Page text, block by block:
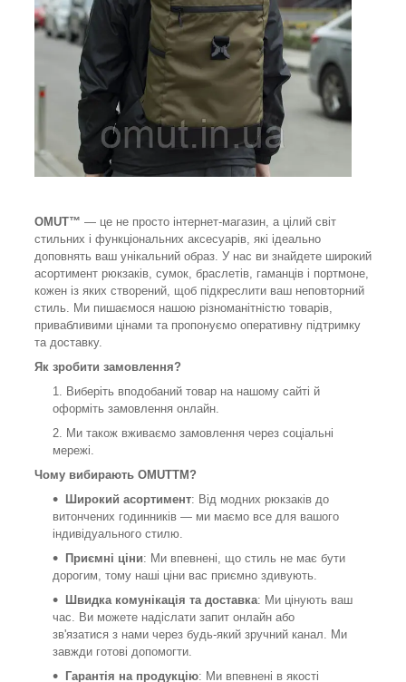
OMUT™ — це не просто інтернет-магазин, а цілий світ
стильних і функціональних аксесуарів, які ідеально
доповнять ваш унікальний образ. У нас ви знайдете широкий
асортимент рюкзаків, сумок, браслетів, гаманців і портмоне,
кожен із яких створений, щоб підкреслити ваш неповторний
стиль. Ми пишаємося нашою різноманітністю товарів,
привабливими цінами та пропонуємо оперативну підтримку
та доставку.
Як зробити замовлення?
Виберіть вподобаний товар на нашому сайті й
оформіть замовлення онлайн.
Ми також вживаємо замовлення через соціальні
мережі.
Чому вибирають OMUTTM?
Широкий асортимент: Від модних рюкзаків до
витончених годинників — ми маємо все для вашого
індивідуального стилю.
Приємні ціни: Ми впевнені, що стиль не має бути
дорогим, тому наші ціни вас приємно здивують.
Швидка комунікація та доставка: Ми цінують ваш
час. Ви можете надіслати запит онлайн або
зв'язатися з нами через будь-який зручний канал. Ми
завжди готові допомогти.
Гарантія на продукцію: Ми впевнені в якості